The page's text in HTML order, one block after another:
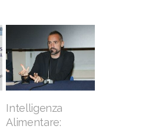
Intelligenza
Alimentare: